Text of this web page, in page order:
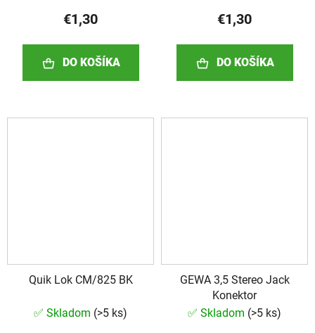
€1,30
DO KOŠÍKA
€1,30
DO KOŠÍKA
Quik Lok CM/825 BK
✅ Skladom (>5 ks)
GEWA 3,5 Stereo Jack
Konektor
✅ Skladom (>5 ks)